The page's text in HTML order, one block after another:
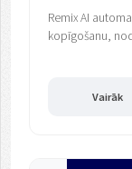
Remix AI
kopīgošanu,
Vairāk